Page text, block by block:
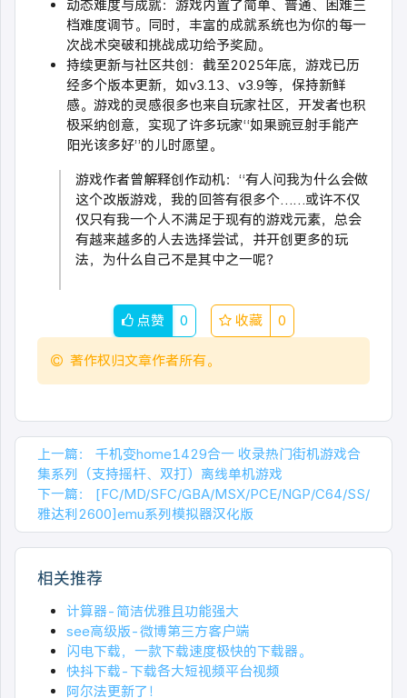
动态难度与成就：游戏内置了简单、普通、困难三
档难度调节。同时，丰富的成就系统也为你的每一
次战术突破和挑战成功给予奖励。
持续更新与社区共创：截至2025年底，游戏已历
经多个版本更新，如v3.13、v3.9等，保持新鲜
感。游戏的灵感很多也来自玩家社区，开发者也积
极采纳创意，实现了许多玩家“如果豌豆射手能产
阳光该多好”的儿时愿望。
游戏作者曾解释创作动机：“有人问我为什么会做
这个改版游戏，我的回答有很多个……或许不仅
仅只有我一个人不满足于现有的游戏元素，总会
有越来越多的人去选择尝试，并开创更多的玩
法，为什么自己不是其中之一呢？
点赞 0 收藏 0
著作权归文章作者所有。
上一篇：
千机变home1429合一 收录热门街机游戏合
集系列（支持摇杆、双打）离线单机游戏
下一篇：
[FC/MD/SFC/GBA/MSX/PCE/NGP/C64/SS/
雅达利2600]emu系列模拟器汉化版
相关推荐
计算器-简洁优雅且功能强大
see高级版-微博第三方客户端
闪电下载，一款下载速度极快的下载器。
快抖下载-下载各大短视频平台视频
阿尔法更新了！